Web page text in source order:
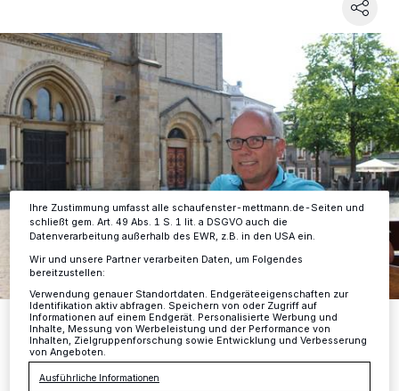
Martin Sträßers Wahlkreis erstreckt sich auch über große Teile von
Mettmann.
Foto: TB
personenbezogene Daten wie Browserdaten oder eindeutige
Kennungen auf Ihrem Gerät zu. Durch Auswahl von OK aktivieren Sie
Tracking-Technologien für die unter „Wir und unsere Partner
verarbeiten Daten, um Ihnen Dienste bereitzustellen“ aufgeführten
Zwecke. Wenn Tracker deaktiviert sind, sind manche Inhalte und
Anzeigen möglicherweise nicht mehr so relevant für Sie. Sie können
dieses Menü jederzeit wieder aufrufen, um Ihre Einstellungen zu
ändern oder Ihre Einwilligung zu widerrufen, indem Sie auf den Link
Einstellungen oder Ablehnen am unteren Rand der Webseite klicken.
Ihre Einstellungen gelten innerhalb unseres Website. Weitere
Informationen finden Sie in unserer Datenschutzerklärung.
Ihre Zustimmung umfasst alle schaufenster-mettmann.de-Seiten und
schließt gem. Art. 49 Abs. 1 S. 1 lit. a DSGVO auch die
Datenverarbeitung außerhalb des EWR, z.B. in den USA ein.
Wir und unsere Partner verarbeiten Daten, um Folgendes
bereitzustellen:
Verwendung genauer Standortdaten. Endgeräteeigenschaften zur
Identifikation aktiv abfragen. Speichern von oder Zugriff auf
Informationen auf einem Endgerät. Personalisierte Werbung und
Inhalte, Messung von Werbeleistung und der Performance von
Inhalten, Zielgruppenforschung sowie Entwicklung und Verbesserung
von Angeboten.
Ausführliche Informationen